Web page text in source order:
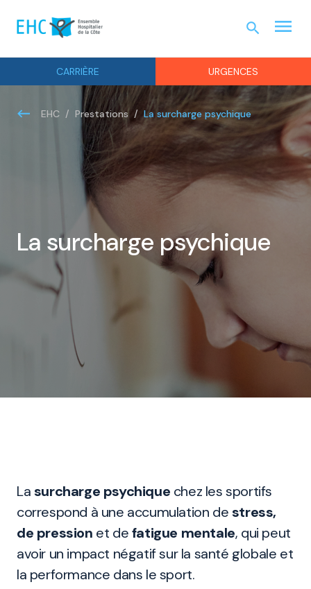
CARRIÈRE URGENCES
search menu
EHC Prestations La surcharge psychique
La surcharge psychique
Lasurcharge psychique chez les sportifs
correspond à une accumulation destress,
de pression et defatigue mentale, qui peut
avoir un impact négatif sur la santé globale et
la performance dans le sport.